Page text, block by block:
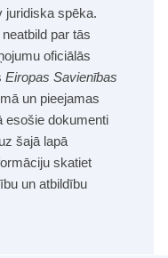
juridiska spēka.
par tās
oficiālās
Eiropas Savienības
un pieejamas
esošie dokumenti
šajā lapā
skatiet
un atbildību